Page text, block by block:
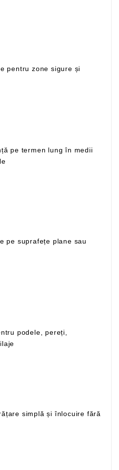
pentru zone sigure și
pe termen lung în medii
pe suprafețe plane sau
podele, pereți,
simplă și înlocuire fără